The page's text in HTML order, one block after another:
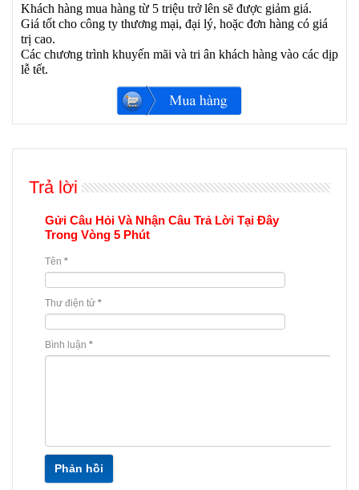
Khách hàng mua hàng từ 5 triệu trở lên sẽ được giảm giá.
Giá tốt cho công ty thương mại, đại lý, hoặc đơn hàng có giá
trị cao.
Các chương trình khuyến mãi và tri ân khách hàng vào các dịp
lễ tết.
Trả lời
Gửi Câu Hỏi Và Nhận Câu Trả Lời Tại Đây
Trong Vòng 5 Phút
Tên *
Thư điện tử *
Bình luận *
Phản hồi